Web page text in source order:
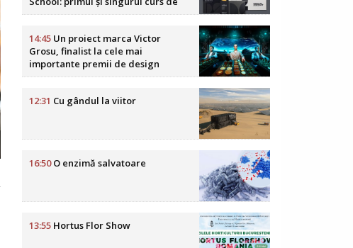
business în design interior din
14:45 Un proiect marca Victor
Grosu, finalist la cele mai
importante premii de design
HoReCa din lume
12:31 Cu gândul la viitor
16:50O enzimă salvatoare
13:55 Hortus Flor Show